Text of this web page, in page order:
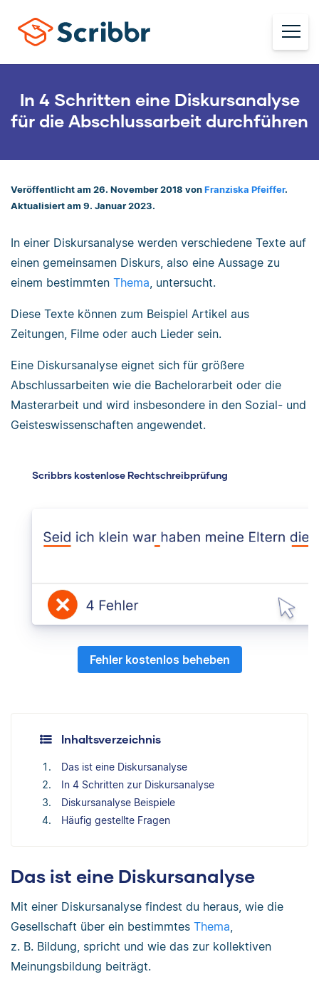
In 4 Schritten eine Diskursanalyse
für die Abschlussarbeit durchführen
Veröffentlicht am 26. November 2018 von Franziska Pfeiffer.
Aktualisiert am 9. Januar 2023.
In einer Diskursanalyse werden verschiedene Texte auf
einen gemeinsamen Diskurs, also eine Aussage zu
einem bestimmten Thema , untersucht.
Diese Texte können zum Beispiel Artikel aus
Zeitungen, Filme oder auch Lieder sein.
Eine Diskursanalyse eignet sich für größere
Abschlussarbeiten wie die Bachelorarbeit oder die
Masterarbeit und wird insbesondere in den Sozial- und
Geisteswissenschaften angewendet.
Scribbrs kostenlose Rechtschreibprüfung
Fehler kostenlos beheben
Inhaltsverzeichnis
Das ist eine Diskursanalyse
In 4 Schritten zur Diskursanalyse
Diskursanalyse Beispiele
Häufig gestellte Fragen
Das ist eine Diskursanalyse
Mit einer Diskursanalyse findest du heraus, wie die
Gesellschaft über ein bestimmtes Thema
z. B. Bildung, spricht und wie das zur kollektiven
Meinungsbildung beiträgt.